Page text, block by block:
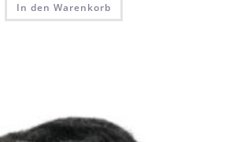
In den Warenkorb